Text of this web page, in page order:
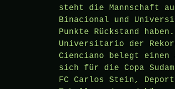
steht die Mannschaft
Binacional und
Punkte Rückstand
Universitario der
Cienciano belegt einen
sich für die Copa
FC Carlos Stein,